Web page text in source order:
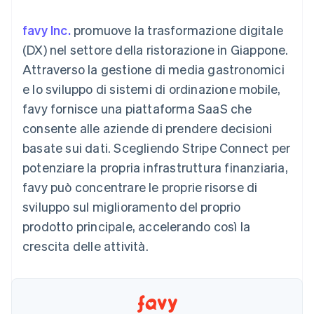
pagamento
Accesso a
oltre 125
Terminal
persona
Authorization
Boost
Accettazione
ottimizzata
Pagamento
accelerato
Financial
Connections
Conti finanziari
Stripe Sigma
personalizzati
Data Pipeline
dei dati
SaaS
Per settore
Aziende di IA
Creator economy
Gaming
Ospitalità, viaggi e
tempo libero
Assicurazione
intrattenimento
Organizzazioni non
profit
Servizi professionali
Offrire addebiti in base
all'utilizzo
garantite da stablecoin
Esegui il provisioning e
gestisci i servizi con gli
agenti
Risorse
Integrazioni app
Esempi di codice
Blog per sviluppatori
Stato dell'API
Conferenza annuale
Sessions
Lavora con noi
Sala stampa
Stripe Press
Recapiti
Contattaci
Diventa nostro partner
favy Inc. promuove la trasformazione digitale
(DX) nel settore della ristorazione in Giappone.
Attraverso la gestione di media gastronomici
e lo sviluppo di sistemi di ordinazione mobile,
favy fornisce una piattaforma SaaS che
consente alle aziende di prendere decisioni
basate sui dati. Scegliendo Stripe Connect per
potenziare la propria infrastruttura finanziaria,
favy può concentrare le proprie risorse di
sviluppo sul miglioramento del proprio
prodotto principale, accelerando così la
crescita delle attività.